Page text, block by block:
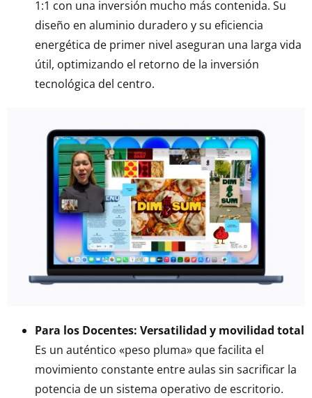
1:1 con una inversión mucho más contenida. Su
diseño en aluminio duradero y su eficiencia
energética de primer nivel aseguran una larga vida
útil, optimizando el retorno de la inversión
tecnológica del centro.
Para los Docentes: Versatilidad y movilidad total
Es un auténtico «peso pluma» que facilita el
movimiento constante entre aulas sin sacrificar la
potencia de un sistema operativo de escritorio.